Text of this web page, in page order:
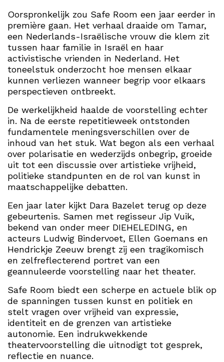
Oorspronkelijk zou Safe Room een jaar eerder in
première gaan. Het verhaal draaide om Tamar,
een Nederlands-Israëlische vrouw die klem zit
tussen haar familie in Israël en haar
activistische vrienden in Nederland. Het
toneelstuk onderzocht hoe mensen elkaar
kunnen verliezen wanneer begrip voor elkaars
perspectieven ontbreekt.
De werkelijkheid haalde de voorstelling echter
in. Na de eerste repetitieweek ontstonden
fundamentele meningsverschillen over de
inhoud van het stuk. Wat begon als een verhaal
over polarisatie en wederzijds onbegrip, groeide
uit tot een discussie over artistieke vrijheid,
politieke standpunten en de rol van kunst in
maatschappelijke debatten.
Een jaar later kijkt Dara Bazelet terug op deze
gebeurtenis. Samen met regisseur Jip Vuik,
bekend van onder meer DIEHELEDING, en
acteurs Ludwig Bindervoet, Ellen Goemans en
Hendrickje Zeeuw brengt zij een tragikomisch
en zelfreflecterend portret van een
geannuleerde voorstelling naar het theater.
Safe Room biedt een scherpe en actuele blik op
de spanningen tussen kunst en politiek en
stelt vragen over vrijheid van expressie,
identiteit en de grenzen van artistieke
autonomie. Een indrukwekkende
theatervoorstelling die uitnodigt tot gesprek,
reflectie en nuance.